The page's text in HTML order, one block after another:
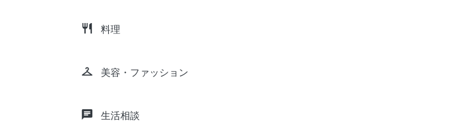
restaurant 料理
checkroom 美容・ファッション
chat 生活相談